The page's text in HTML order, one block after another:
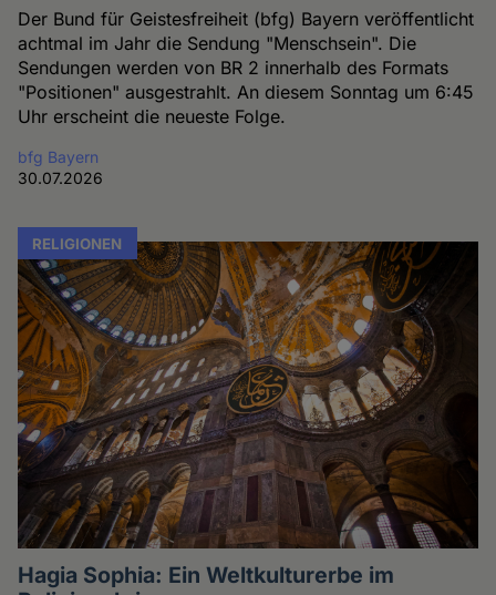
Der Bund für Geistesfreiheit (bfg) Bayern veröffentlicht
achtmal im Jahr die Sendung "Menschsein". Die
Sendungen werden von BR 2 innerhalb des Formats
"Positionen" ausgestrahlt. An diesem Sonntag um 6:45
Uhr erscheint die neueste Folge.
bfg Bayern
30.07.2026
RELIGIONEN
Hagia Sophia: Ein Weltkulturerbe im